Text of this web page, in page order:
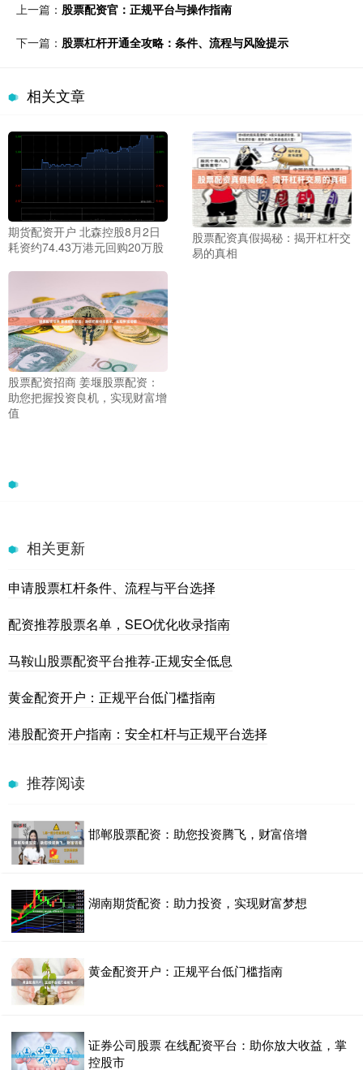
上一篇： 股票配资官：正规平台与操作指南
下一篇： 股票杠杆开通全攻略：条件、流程与风险提示
相关文章
期货配资开户 北森控股8月2日
耗资约74.43万港元回购20万股
股票配资真假揭秘：揭开杠杆交
易的真相
股票配资招商 姜堰股票配资：
助您把握投资良机，实现财富增
值
相关更新
申请股票杠杆条件、流程与平台选择
配资推荐股票名单，SEO优化收录指南
马鞍山股票配资平台推荐-正规安全低息
黄金配资开户：正规平台低门槛指南
港股配资开户指南：安全杠杆与正规平台选择
推荐阅读
邯郸股票配资：助您投资腾飞，财富倍增
湖南期货配资：助力投资，实现财富梦想
黄金配资开户：正规平台低门槛指南
证券公司股票 在线配资平台：助你放大收益，掌
控股市